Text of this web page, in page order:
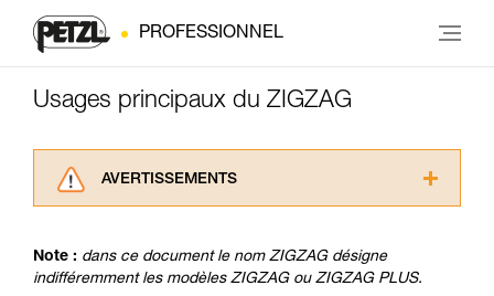
PROFESSIONNEL
Usages principaux du ZIGZAG
AVERTISSEMENTS
consulter. Vous devez avoir compris les
informations de la notice technique pour
Note : dans ce document le nom ZIGZAG désigne
indifféremment les modèles ZIGZAG ou ZIGZAG PLUS.